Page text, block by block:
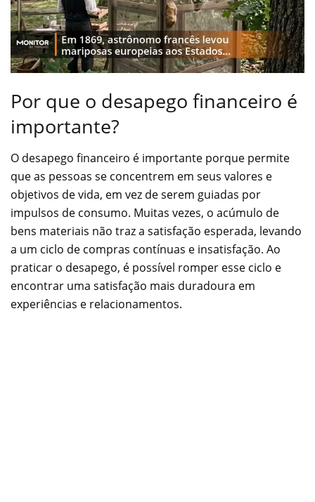
Por que o desapego financeiro é
importante?
O desapego financeiro é importante porque permite
que as pessoas se concentrem em seus valores e
objetivos de vida, em vez de serem guiadas por
impulsos de consumo. Muitas vezes, o acúmulo de
bens materiais não traz a satisfação esperada, levando
a um ciclo de compras contínuas e insatisfação. Ao
praticar o desapego, é possível romper esse ciclo e
encontrar uma satisfação mais duradoura em
experiências e relacionamentos.